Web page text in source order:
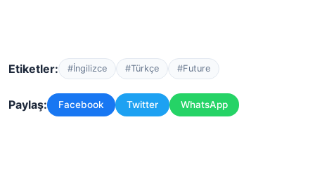
Etiketler: #İngilizce #Türkçe #Future
Paylaş: Facebook Twitter WhatsApp